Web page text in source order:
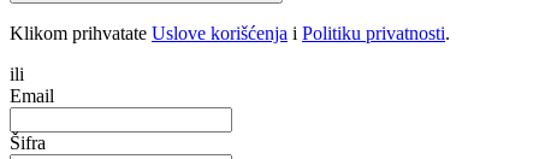
Klikom prihvatate Uslove korišćenja i Politiku privatnosti.
ili
Email
Šifra